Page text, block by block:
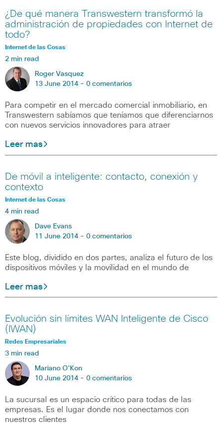
¿De qué manera Transwestern transformó la
administración de propiedades con Internet de
todo?
Internet de las Cosas
2 min read
Roger Vasquez
13 June 2014 - 0 comentarios
Para competir en el mercado comercial inmobiliario, en
Transwestern sabíamos que teníamos que diferenciarnos
con nuevos servicios innovadores para atraer
Leer mas
De móvil a inteligente: contacto, conexión y
contexto
Internet de las Cosas
4 min read
Dave Evans
11 June 2014 - 0 comentarios
Este blog, dividido en dos partes, analiza el futuro de los
dispositivos móviles y la movilidad en el mundo de
Leer mas
Evolución sin límites WAN Inteligente de Cisco
(IWAN)
Redes Empresariales
3 min read
Mariano O'Kon
10 June 2014 - 0 comentarios
La sucursal es un espacio crítico para todas de las
empresas. Es el lugar donde nos conectamos con
nuestros clientes